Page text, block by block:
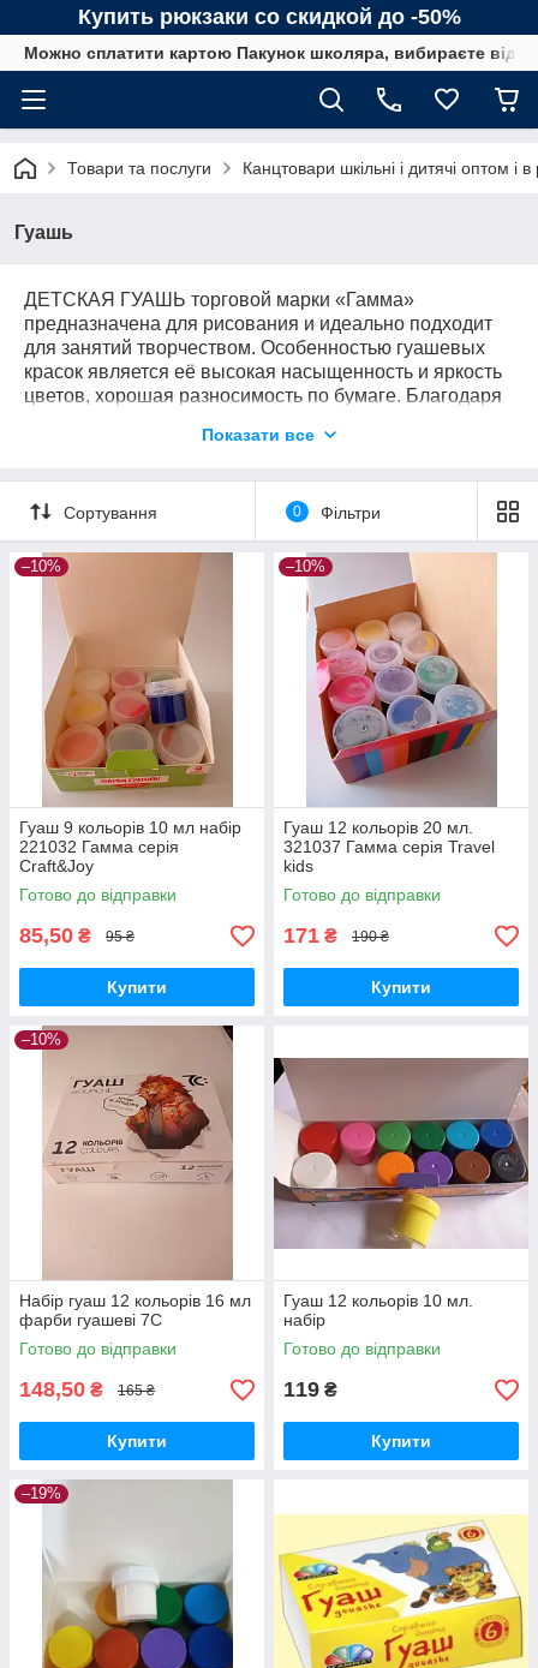
Купить рюкзаки со скидкой до -50%
Можно сплатити картою Пакунок школяра, вибираєте від
Товари та послуги Канцтовари шкільні і дитячі оптом і в
Гуашь
ДЕТСКАЯ ГУАШЬ торговой марки «Гамма»
предназначена для рисования и идеально подходит
для занятий творчеством. Особенностью гуашевых
красок является её высокая насыщенность и яркость
цветов, хорошая разносимость по бумаге. Благодаря
краски длительное время сохраняют свои свойства и
поштучно
Показати все
Сортування 0 Фільтри
–10%
Гуаш 9 кольорів 10 мл набір
221032 Гамма серія
Craft&Joy
Готово до відправки
85,50 ₴ 95 ₴
Купити
–10%
Гуаш 12 кольорів 20 мл.
321037 Гамма серія Travel
kids
Готово до відправки
171 ₴ 190 ₴
Купити
–10%
Набір гуаш 12 кольорів 16 мл
фарби гуашеві 7С
Готово до відправки
148,50 ₴ 165 ₴
Купити
Гуаш 12 кольорів 10 мл.
набір
Готово до відправки
119 ₴
Купити
–19%